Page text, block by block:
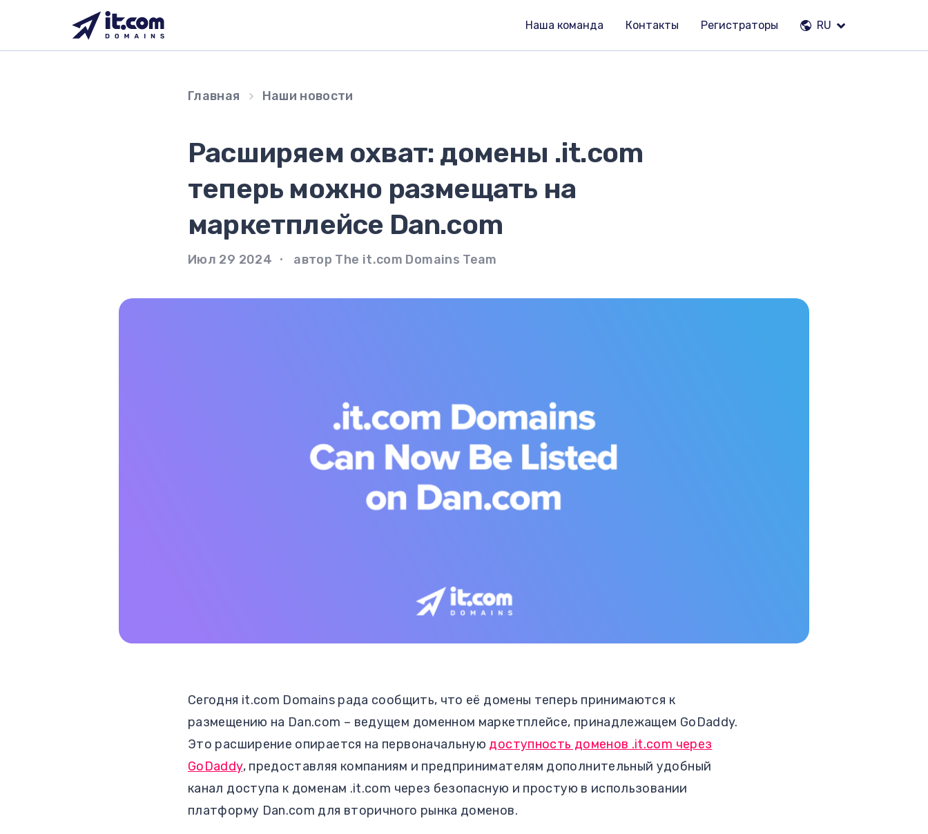
содержимому
Наша команда Контакты Регистраторы RU
Главная Наши новости
Расширяем охват: домены .it.com
теперь можно размещать на
маркетплейсе Dan.com
Июл 29 2024 автор The it.com Domains Team
Сегодня it.com Domains рада сообщить, что её домены теперь принимаются к
размещению на Dan.com – ведущем доменном маркетплейсе, принадлежащем GoDaddy.
Это расширение опирается на первоначальную доступность доменов .it.com через
GoDaddy, предоставляя компаниям и предпринимателям дополнительный удобный
канал доступа к доменам .it.com через безопасную и простую в использовании
платформу Dan.com для вторичного рынка доменов.